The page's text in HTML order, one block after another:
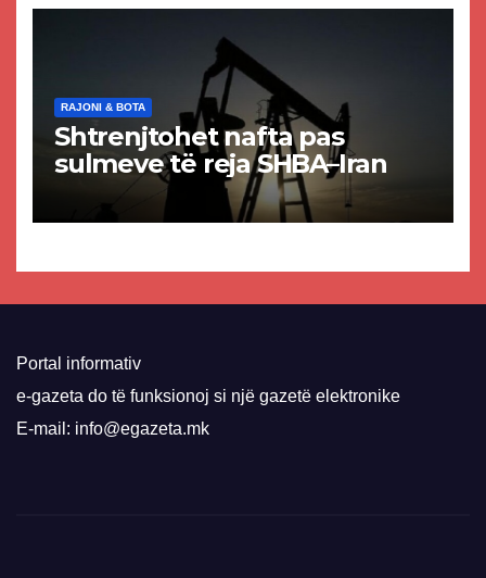
RAJONI & BOTA
Shtrenjtohet nafta pas
sulmeve të reja SHBA–Iran
Portal informativ
e-gazeta do të funksionoj si një gazetë elektronike
E-mail: info@egazeta.mk